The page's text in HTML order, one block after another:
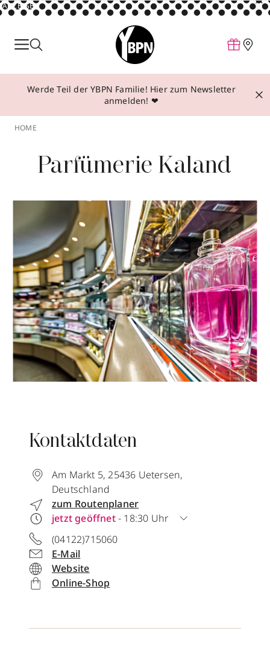
ANZEIGE
Parfum
Make-up
Behandlungen
Über YBPN
Aktionen
Storefinder
Werde Teil der YBPN Familie! Hier zum Newsletter
anmelden! ❤
HOME
Parfümerie Kaland
Kontaktdaten
Am Markt 5,25436 Uetersen,
Deutschland
zum Routenplaner
jetzt geöffnet- 18:30 Uhr
(04122)715060
E-Mail
Website
Online-Shop